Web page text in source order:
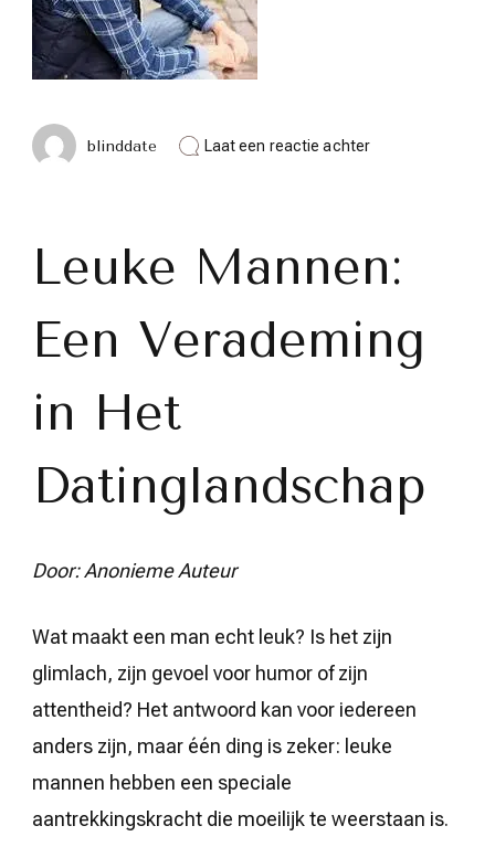
blinddate Laat een reactie achterop
Een
Verademing
Datinglandschap
Leuke Mannen:
Een Verademing
in Het
Datinglandschap
Door: Anonieme Auteur
Wat maakt een man echt leuk? Is het zijn
glimlach, zijn gevoel voor humor of zijn
attentheid? Het antwoord kan voor iedereen
anders zijn, maar één ding is zeker: leuke
mannen hebben een speciale
aantrekkingskracht die moeilijk te weerstaan is.